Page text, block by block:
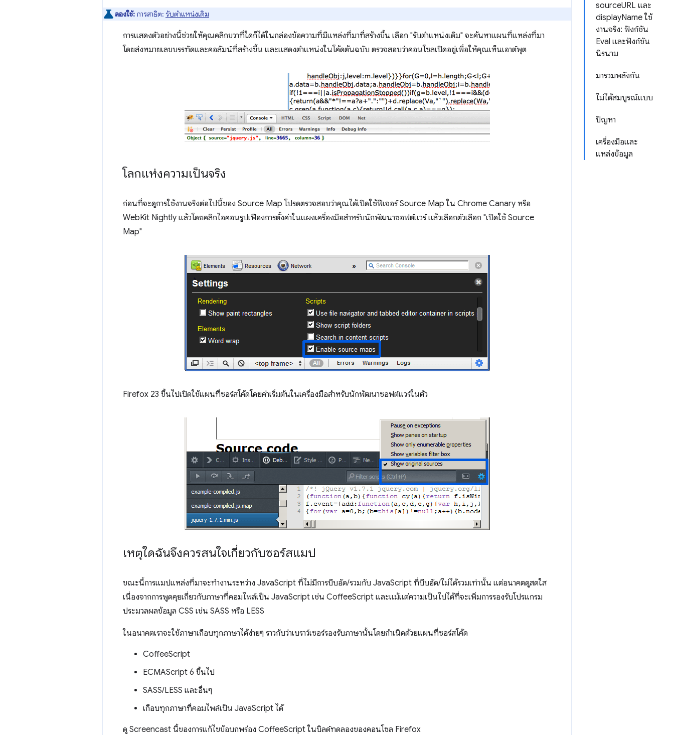
sourceURL และ
displayName ใช้
งานจริง: ฟังก์ชัน
Eval และฟังก์ชัน
นิรนาม
มารวมพลังกัน
ไม่ได้สมบูรณ์แบบ
ปัญหา
เครื่องมือและ
แหล่งข้อมูล
ลองใช้: การสาธิต: รับตำแหน่งเดิม
การแสดงตัวอย่างนี้ช่วยให้คุณคลิกขวาที่ใดก็ได้ในกล่องข้อความที่มีแหล่งที่มาที่สร้างขึ้น เลือก "รับตำแหน่งเดิม" จะค้นหาแผนที่แหล่งที่มา
โดยส่งหมายเลขบรรทัดและคอลัมน์ที่สร้างขึ้น และแสดงตำแหน่งในโค้ดต้นฉบับ ตรวจสอบว่าคอนโซลเปิดอยู่เพื่อให้คุณเห็นเอาต์พุต
โลกแห่งความเป็นจริง
ก่อนที่จะดูการใช้งานจริงต่อไปนี้ของ Source Map โปรดตรวจสอบว่าคุณได้เปิดใช้ฟีเจอร์ Source Map ใน Chrome Canary หรือ
WebKit Nightly แล้วโดยคลิกไอคอนรูปเฟืองการตั้งค่าในแผงเครื่องมือสำหรับนักพัฒนาซอฟต์แวร์ แล้วเลือกตัวเลือก "เปิดใช้ Source
Map"
Firefox 23 ขึ้นไปเปิดใช้แผนที่ซอร์สโค้ดโดยค่าเริ่มต้นในเครื่องมือสำหรับนักพัฒนาซอฟต์แวร์ในตัว
เหตุใดฉันจึงควรสนใจเกี่ยวกับซอร์สแมป
ขณะนี้การแมปแหล่งที่มาจะทํางานระหว่าง JavaScript ที่ไม่มีการบีบอัด/รวมกับ JavaScript ที่บีบอัด/ไม่ได้รวมเท่านั้น แต่อนาคตดูสดใส
เนื่องจากการพูดคุยเกี่ยวกับภาษาที่คอมไพล์เป็น JavaScript เช่น CoffeeScript และแม้แต่ความเป็นไปได้ที่จะเพิ่มการรองรับโปรแกรม
ประมวลผลข้อมูล CSS เช่น SASS หรือ LESS
ในอนาคตเราจะใช้ภาษาเกือบทุกภาษาได้ง่ายๆ ราวกับว่าเบราว์เซอร์รองรับภาษานั้นโดยกำเนิดด้วยแผนที่ซอร์สโค้ด
CoffeeScript
ECMAScript 6 ขึ้นไป
SASS/LESS และอื่นๆ
เกือบทุกภาษาที่คอมไพล์เป็น JavaScript ได้
ดู Screencast นี้ของการแก้ไขข้อบกพร่อง CoffeeScript ในบิลด์ทดลองของคอนโซล Firefox